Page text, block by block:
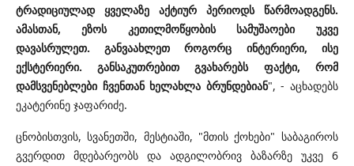
ტრადიციულად ყველაზე აქტიურ პერიოდს წარმოადგენს.
ამასთან, ეზოს კეთილმოწყობის სამუშაოები უკვე
დავასრულეთ. განვაახლეთ როგორც ინტერიერი, ისე
ექსტერიერი. განსაკუთრებით გვახარებს ფაქტი, რომ
დამსვენებლები ჩვენთან ხელახლა ბრუნდებიან", - აცხადებს
ეკატერინე ჯაფარიძე.
ცნობისთვის, სვანეთში, მესტიაში, "მთის ქოხები" საბაგიროს
გვერდით მდებარეობს და ადგილობრივ ბაზარზე უკვე 6